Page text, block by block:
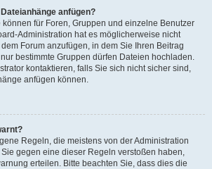
anfügen?
für Foren, Gruppen und einzelne Benutzer
Administration hat es möglicherweise nicht
Forum anzufügen, in dem Sie Ihren Beitrag
bestimmte Gruppen dürfen Dateien hochladen.
kontaktieren, falls Sie sich nicht sicher sind,
anfügen können.
Regeln, die meistens von der Administration
gegen eine dieser Regeln verstoßen haben,
erteilen. Bitte beachten Sie, dass dies die